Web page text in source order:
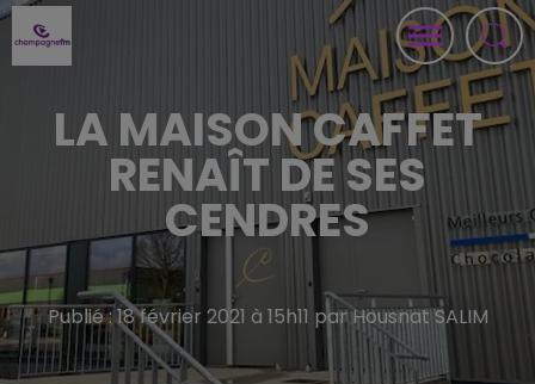
LA MAISON CAFFET
RENAÎT DE SES
CENDRES
Publié : 18 février 2021 à 15h11 par Housnat SALIM